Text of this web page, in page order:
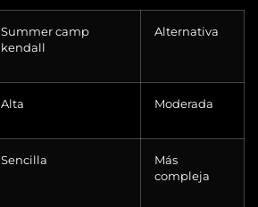
Summer camp
kendall
Alternativa
Alta Moderada
Sencilla
Más
compleja